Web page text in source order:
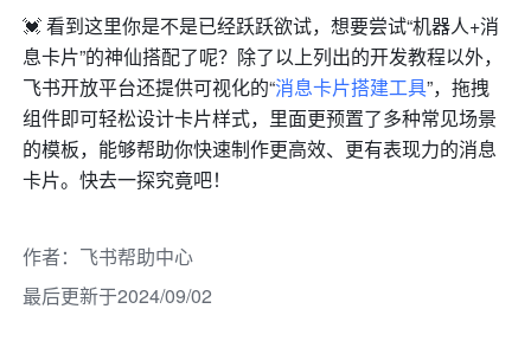
💓 看到这里你是不是已经跃跃欲试，想要尝试“机器人+消
息卡片”的神仙搭配了呢？除了以上列出的开发教程以外，
飞书开放平台还提供可视化的“消息卡片搭建工具”，拖拽
组件即可轻松设计卡片样式，里面更预置了多种常见场景
的模板，能够帮助你快速制作更高效、更有表现力的消息
卡片。快去一探究竟吧！
作者： 飞书帮助中心
最后更新于2024/09/02